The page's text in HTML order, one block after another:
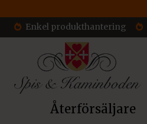
Enkel produkthantering
Återförsäljare